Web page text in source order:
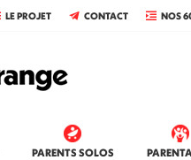
LE PROJET CONTACT NOS
PARENTS SOLOS